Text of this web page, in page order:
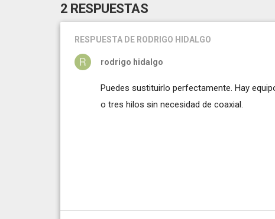
2 RESPUESTAS
RESPUESTA DE RODRIGO HIDALGO
rodrigo hidalgo
Puedes sustituirlo perfectamente. Hay
o tres hilos sin necesidad de coaxial.